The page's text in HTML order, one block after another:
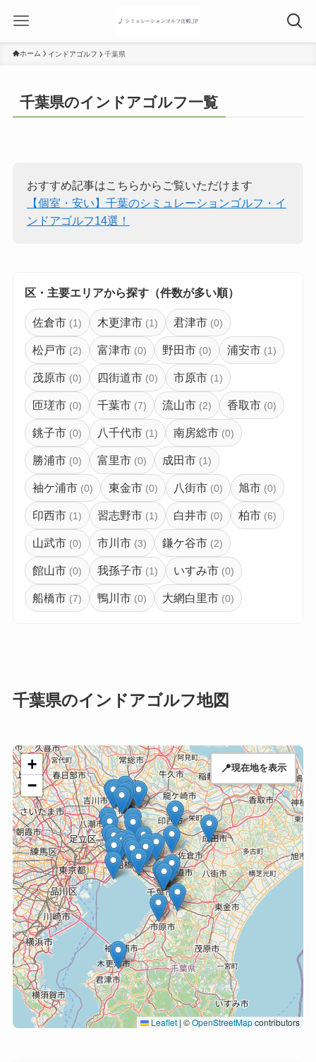
ホーム インドアゴルフ 千葉県
千葉県のインドアゴルフ一覧
おすすめ記事はこちらからご覧いただけます
【個室・安い】千葉のシミュレーションゴルフ・イ
ンドアゴルフ14選！
区・主要エリアから探す（件数が多い順）
佐倉市 (1) 木更津市 (1) 君津市 (0)
松戸市 (2) 富津市 (0) 野田市 (0) 浦安市 (1)
茂原市 (0) 四街道市 (0) 市原市 (1)
匝瑳市 (0) 千葉市 (7) 流山市 (2) 香取市 (0)
銚子市 (0) 八千代市 (1) 南房総市 (0)
勝浦市 (0) 富里市 (0) 成田市 (1)
袖ケ浦市 (0) 東金市 (0) 八街市 (0) 旭市 (0)
印西市 (1) 習志野市 (1) 白井市 (0) 柏市 (6)
山武市 (0) 市川市 (3) 鎌ケ谷市 (2)
館山市 (0) 我孫子市 (1) いすみ市 (0)
船橋市 (7) 鴨川市 (0) 大網白里市 (0)
千葉県のインドアゴルフ地図
+
−
Leaflet | ©OpenStreetMapcontributors
📍現在地を表示